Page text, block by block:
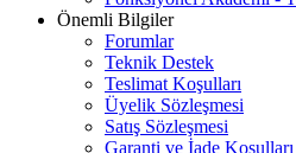
Önemli Bilgiler
Forumlar
Teknik Destek
Teslimat Koşulları
Üyelik Sözleşmesi
Satış Sözleşmesi
Garanti ve İade Koşulları